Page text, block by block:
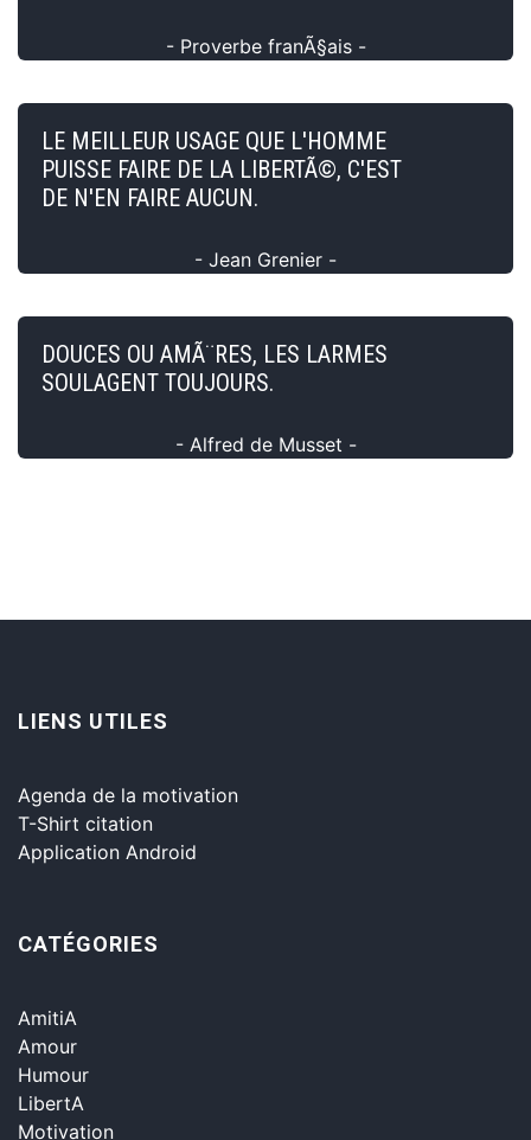
- Proverbe franÃ§ais -
LE MEILLEUR USAGE QUE L'HOMME
PUISSE FAIRE DE LA LIBERTÃ©, C'EST
DE N'EN FAIRE AUCUN.
- Jean Grenier -
DOUCES OU AMÃ¨RES, LES LARMES
SOULAGENT TOUJOURS.
- Alfred de Musset -
LIENS UTILES
Agenda de la motivation
T-Shirt citation
Application Android
CATÉGORIES
AmitiA
Amour
Humour
LibertA
Motivation